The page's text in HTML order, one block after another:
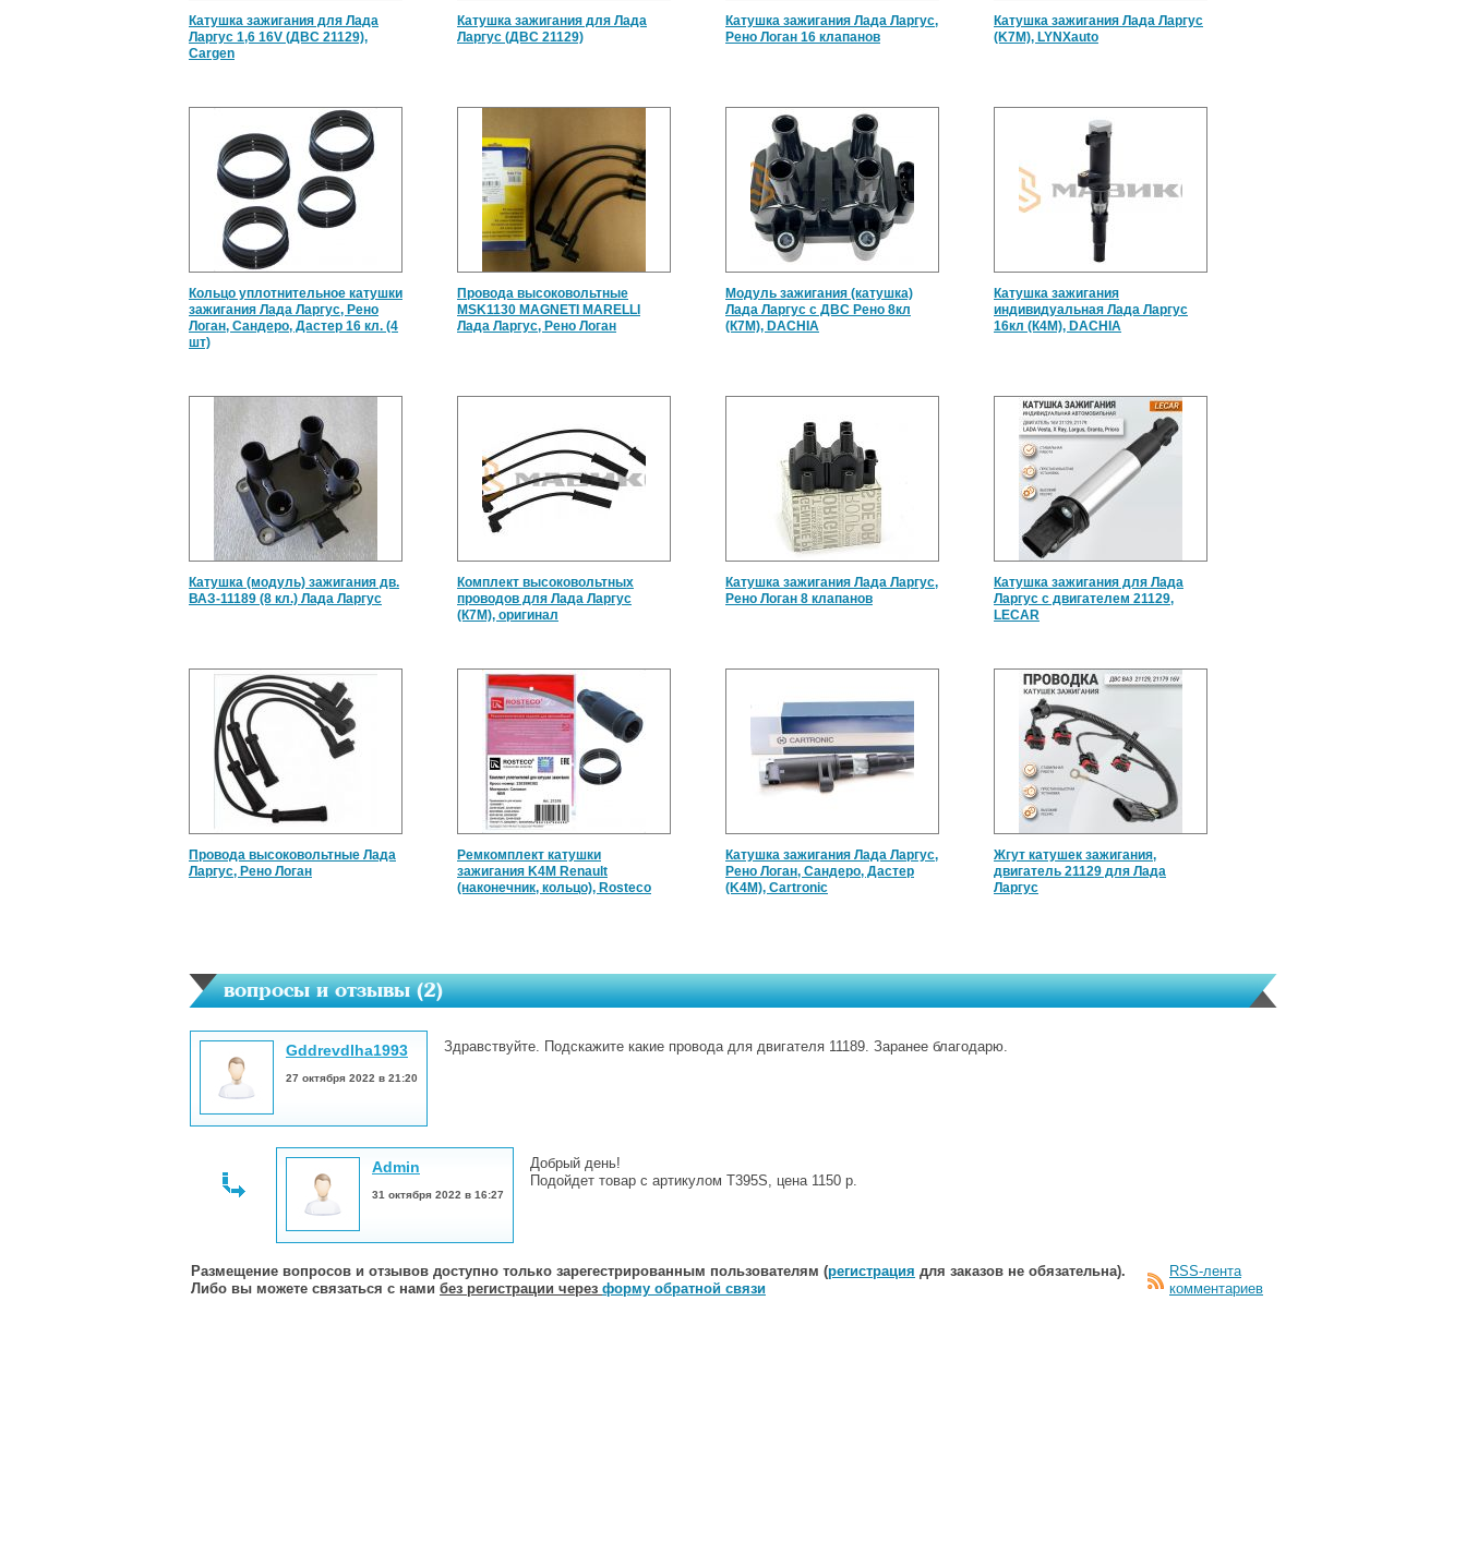
Катушка зажигания для Лада
Ларгус 1,6 16V (ДВС 21129),
Cargen
Катушка зажигания для Лада
Ларгус (ДВС 21129)
Катушка зажигания Лада Ларгус,
Рено Логан 16 клапанов
Катушка зажигания Лада Ларгус
(K7M), LYNXauto
Кольцо уплотнительное катушки
зажигания Лада Ларгус, Рено
Логан, Сандеро, Дастер 16 кл. (4
шт)
Провода высоковольтные
MSK1130 MAGNETI MARELLI
Лада Ларгус, Рено Логан
Модуль зажигания (катушка)
Лада Ларгус с ДВС Рено 8кл
(К7М), DACHIA
Катушка зажигания
индивидуальная Лада Ларгус
16кл (К4М), DACHIA
Катушка (модуль) зажигания дв.
ВАЗ-11189 (8 кл.) Лада Ларгус
Комплект высоковольтных
проводов для Лада Ларгус
(К7M), оригинал
Катушка зажигания Лада Ларгус,
Рено Логан 8 клапанов
Катушка зажигания для Лада
Ларгус с двигателем 21129,
LECAR
Провода высоковольтные Лада
Ларгус, Рено Логан
Ремкомплект катушки
зажигания K4M Renault
(наконечник, кольцо), Rosteco
Катушка зажигания Лада Ларгус,
Рено Логан, Сандеро, Дастер
(K4M), Cartronic
Жгут катушек зажигания,
двигатель 21129 для Лада
Ларгус
вопросы и отзывы (2)
Gddrevdlha1993
27 октября 2022 в 21:20
Здравствуйте. Подскажите какие провода для двигателя 11189. Заранее благодарю.
Admin
31 октября 2022 в 16:27
Добрый день!
Подойдет товар с артикулом T395S, цена 1150 р.
Размещение вопросов и отзывов доступно только зарегестрированным пользователям (регистрация для заказов не обязательна).
Либо вы можете связаться с нами без регистрации через форму обратной связи
RSS-лента
комментариев